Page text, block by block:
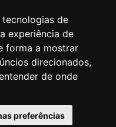
de
experiência de
forma a mostrar
direcionados,
de onde
preferências
SP CEP 07113-040
11 2475-7300